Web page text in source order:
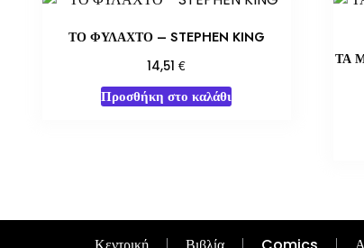
ΤΟ ΦΥΛΑΧΤΟ – STEPHEN KING
14,51€
Προσθήκη στο καλάθι
ΤΑ